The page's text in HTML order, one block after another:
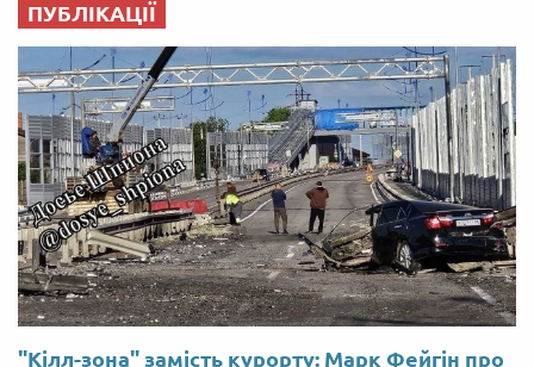
ПУБЛІКАЦІЇ
"Кілл-зона" замість курорту: Марк Фейгін про